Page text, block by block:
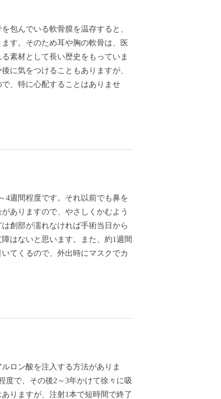
包んでいる軟骨膜を温存すると、
す。そのため耳や胸の軟骨は、医
素材として長い歴史をもっていま
に気をつけることもありますが、
、特に心配することはありませ
4週間程度です。それ以前でも鼻を
ありますので、やさしくかむよう
創部が濡れなければ手術当日から
はないと思います。また、約1週間
てくるので、外出時にマスクでカ
ロン酸を注入する方法がありま
度で、その後2～3年かけて徐々に吸
りますが、注射1本で短時間で終了